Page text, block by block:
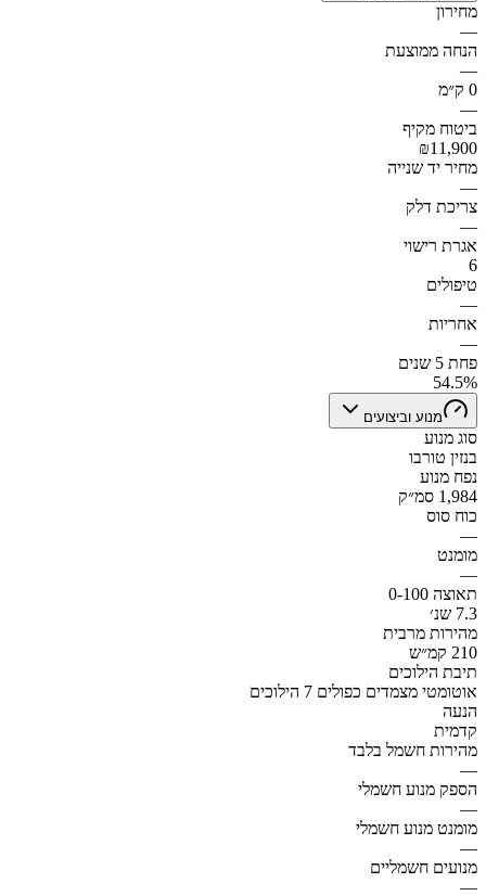
מחירון
—
הנחה ממוצעת
—
0 ק״מ
—
ביטוח מקיף
₪11,900
מחיר יד שנייה
—
צריכת דלק
—
אגרת רישוי
6
טיפולים
—
אחריות
—
פחת 5 שנים
54.5%
מנוע וביצועים
סוג מנוע
בנזין טורבו
נפח מנוע
1,984 סמ״ק
כוח סוס
—
מומנט
—
תאוצה 0-100
7.3 שנ׳
מהירות מרבית
210 קמ״ש
תיבת הילוכים
אוטומטי מצמדים כפולים 7 הילוכים
הנעה
קדמית
מהירות חשמל בלבד
—
הספק מנוע חשמלי
—
מומנט מנוע חשמלי
—
מנועים חשמליים
—